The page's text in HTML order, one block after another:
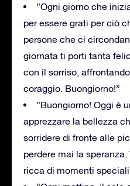
”Ogni giorno che
per essere grati per ciò
persone che ci
giornata ti porti tanta
con il sorriso,
coraggio. Buongiorno!”
”Buongiorno! Oggi è
apprezzare la bellezza
sorridere di fronte alle
perdere mai la
ricca di momenti